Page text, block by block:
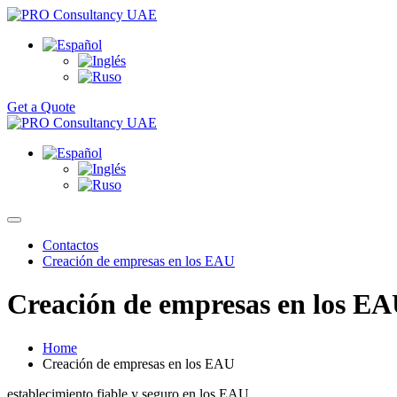
Get a Quote
Contactos
Creación de empresas en los EAU
Creación de empresas en los
Home
Creación de empresas en los EAU
establecimiento fiable y seguro en los EAU